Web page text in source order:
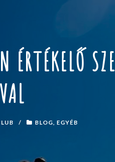
/ BLOG EGYÉB